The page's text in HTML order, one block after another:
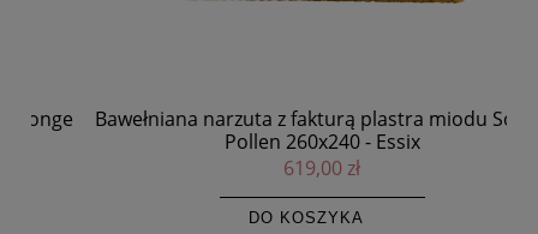
Bawełniana narzuta z fakturą plastra miodu Songe
Pollen 260x240 - Essix
619,00 zł
DO KOSZYKA